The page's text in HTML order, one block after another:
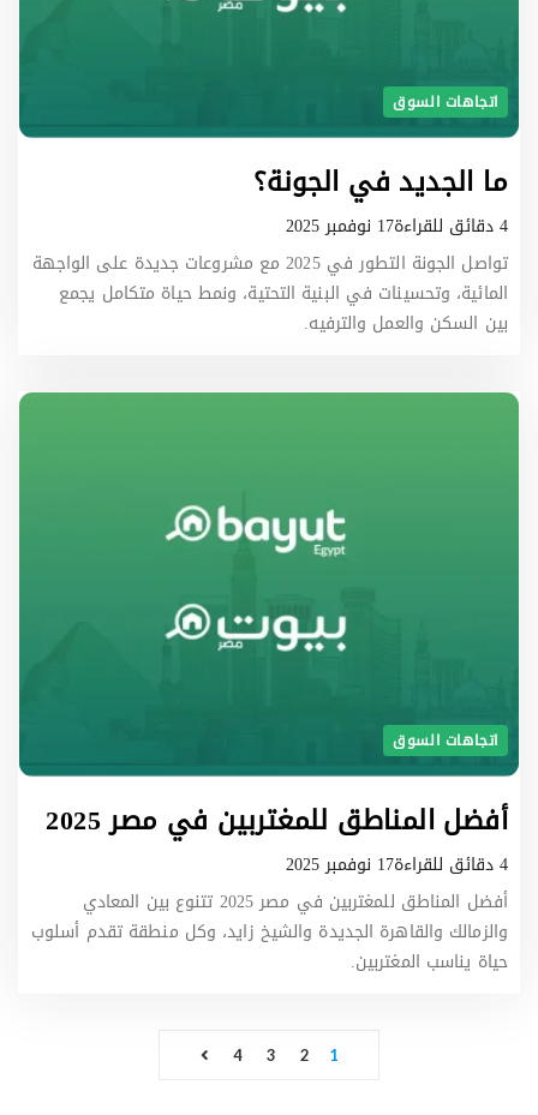
اتجاهات السوق
ما الجديد في الجونة؟
4 دقائق للقراءة
17 نوفمبر 2025
تواصل الجونة التطور في 2025 مع مشروعات جديدة على الواجهة
المائية، وتحسينات في البنية التحتية، ونمط حياة متكامل يجمع
بين السكن والعمل والترفيه.
اتجاهات السوق
أفضل المناطق للمغتربين في مصر 2025
4 دقائق للقراءة
17 نوفمبر 2025
أفضل المناطق للمغتربين في مصر 2025 تتنوع بين المعادي
والزمالك والقاهرة الجديدة والشيخ زايد، وكل منطقة تقدم أسلوب
حياة يناسب المغتربين.
1
2
3
4